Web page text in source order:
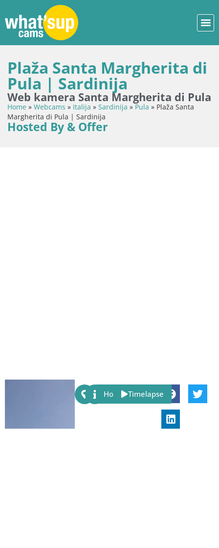
Plaža Santa Margherita di
Pula | Sardinija
Web kamera Santa Margherita di Pula
Home » Webcams » Italija » Sardinija »Pula » Plaža Santa
Margherita di Pula | Sardinija
Hosted By & Offer
Share:
Host Timelapse